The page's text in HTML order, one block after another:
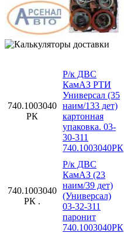
740.1003040
РК
Р/к ДВС
КамАЗ РТИ
Универсал (35
наим/133 дет)
картонная
упаковка. 03-
30-311
740.1003040РК
740.1003040
РК .
Р/к ДВС
КамАЗ (23
наим/39 дет)
(Универсал)
03-32-311
паронит
740.1003040РК